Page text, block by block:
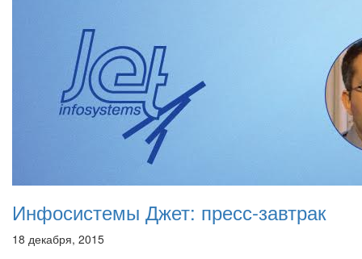
Инфосистемы Джет: пресс-завтрак
18 декабря, 2015